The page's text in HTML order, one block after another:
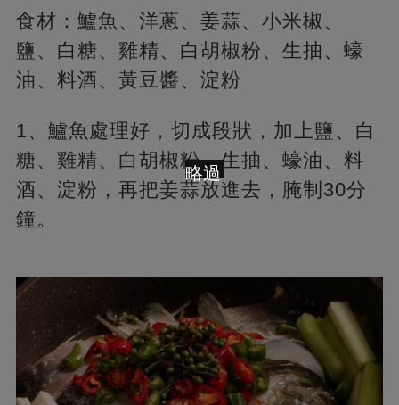
食材：鱸魚、洋蔥、姜蒜、小米椒、
鹽、白糖、雞精、白胡椒粉、生抽、蠔
油、料酒、黃豆醬、淀粉
1、鱸魚處理好，切成段狀，加上鹽、白
糖、雞精、白胡椒粉、生抽、蠔油、料
酒、淀粉，再把姜蒜放進去，腌制30分
鐘。
略過